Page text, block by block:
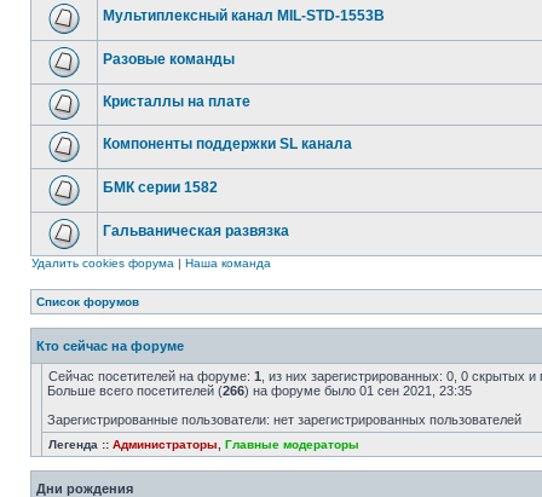
Мультиплексный канал MIL-STD-1553B
Разовые команды
Кристаллы на плате
Компоненты поддержки SL канала
БМК серии 1582
Гальваническая развязка
Удалить cookies форума | Наша команда
Список форумов
Кто сейчас на форуме
Сейчас посетителей на форуме: 1 , из них зарегистрированных: 0, 0 скрытых
Больше всего посетителей (266) на форуме было 01 сен 2021, 23:35
Зарегистрированные пользователи: нет зарегистрированных пользователей
Легенда :: Администраторы Главные модераторы
Дни рождения